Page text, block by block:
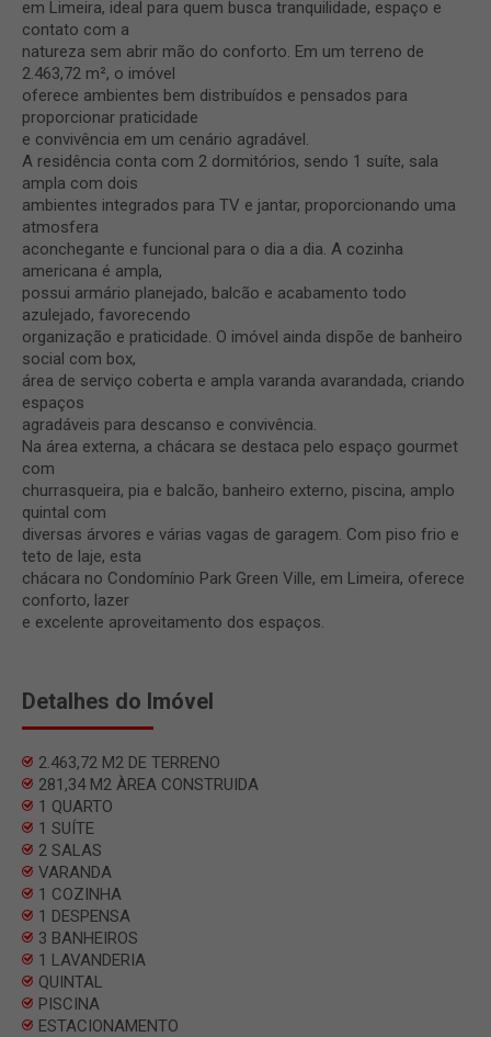
em Limeira, ideal para quem busca tranquilidade, espaço e
contato com a
natureza sem abrir mão do conforto. Em um terreno de
2.463,72 m², o imóvel
oferece ambientes bem distribuídos e pensados para
proporcionar praticidade
e convivência em um cenário agradável.
A residência conta com 2 dormitórios, sendo 1 suíte, sala
ampla com dois
ambientes integrados para TV e jantar, proporcionando uma
atmosfera
aconchegante e funcional para o dia a dia. A cozinha
americana é ampla,
possui armário planejado, balcão e acabamento todo
azulejado, favorecendo
organização e praticidade. O imóvel ainda dispõe de banheiro
social com box,
área de serviço coberta e ampla varanda avarandada, criando
espaços
agradáveis para descanso e convivência.
Na área externa, a chácara se destaca pelo espaço gourmet
com
churrasqueira, pia e balcão, banheiro externo, piscina, amplo
quintal com
diversas árvores e várias vagas de garagem. Com piso frio e
teto de laje, esta
chácara no Condomínio Park Green Ville, em Limeira, oferece
conforto, lazer
e excelente aproveitamento dos espaços.
Detalhes do Imóvel
2.463,72 M2 DE TERRENO
281,34 M2 ÀREA CONSTRUIDA
1 QUARTO
1 SUÍTE
2 SALAS
VARANDA
1 COZINHA
1 DESPENSA
3 BANHEIROS
1 LAVANDERIA
QUINTAL
PISCINA
ESTACIONAMENTO